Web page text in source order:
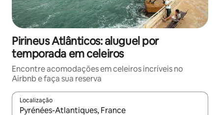
Pirineus Atlânticos: aluguel por
temporada em celeiros
Encontre acomodações em celeiros incríveis no
Airbnb e faça sua reserva
Localização
Quando os resultados estiverem disponíveis, explore-os